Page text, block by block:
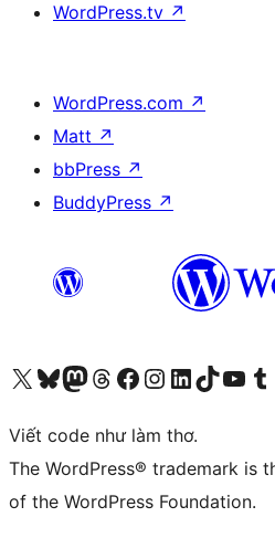
WordPress.tv ↗
WordPress.com ↗
Matt ↗
bbPress ↗
BuddyPress ↗
Truy cập tài khoản X (trước đây là Twitter) của chúng tôiVisit our Bluesky account
Visit our Mastodon account
Visit our Threads account
Xem trang Facebook của chúng tôiTruy cập tài khoản Instagram của chúng tôiTruy cập tài khoản LinkedIn của chúng tôiVisit our TikTok
Truy cập kênh YouTube của chúng tôi Visit
Viết code như làm thơ.
The WordPress® trademark is
of the WordPress Foundation.